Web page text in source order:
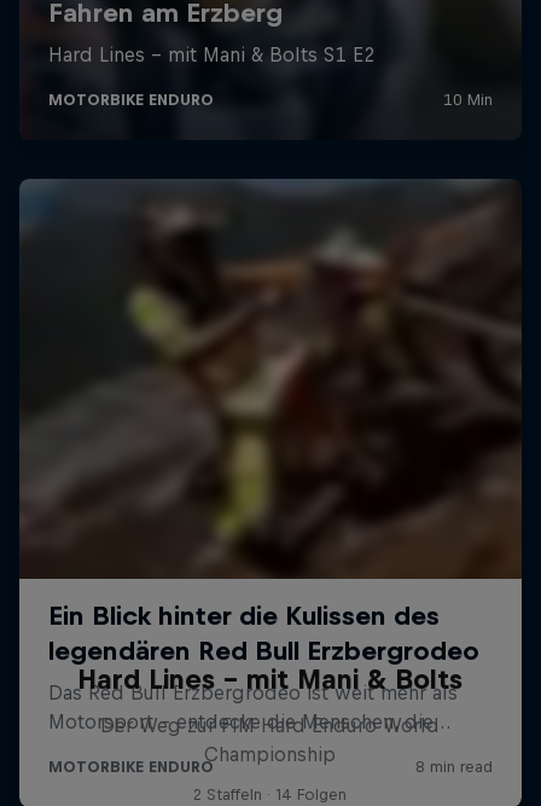
Hard Lines – mit Mani & Bolts
Der Weg zur FIM Hard Enduro World
Championship
2 Staffeln · 14 Folgen